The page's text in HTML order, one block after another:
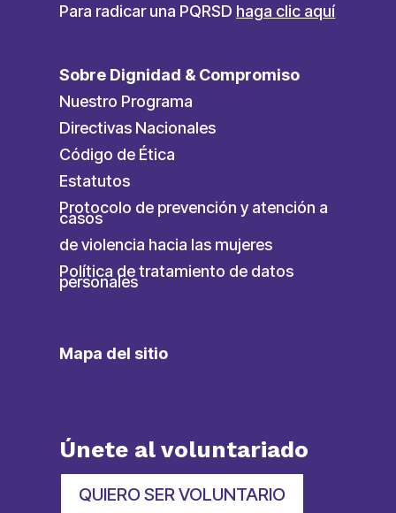
Para radicar una PQRSD haga clic aquí
Sobre Dignidad & Compromiso
Nuestro Programa
Directivas Nacionales
Código de Ética
Estatutos
Protocolo de prevención y atención a
casos
de violencia hacia las mujeres
Política de tratamiento de datos
personales
Mapa del sitio
Únete al voluntariado
QUIERO SER VOLUNTARIO